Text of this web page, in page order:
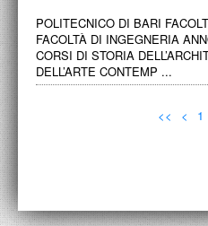
POLITECNICO DI BARI
FACOLTÀ DI INGEGNERIA
CORSI DI STORIA
DELL’ARTE CONTEMP ...
<< < 1